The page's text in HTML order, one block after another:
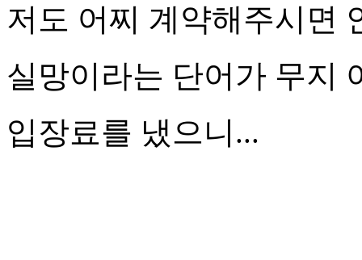
저도 어찌 계약해주시면
실망이라는 단어가 무지
입장료를 냈으니...